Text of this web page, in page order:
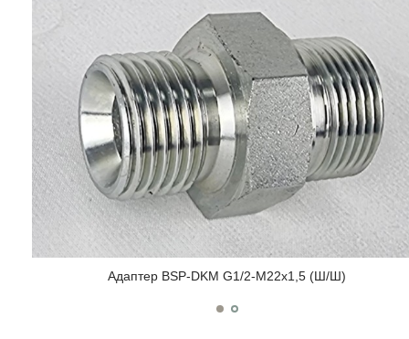
Адаптер BSP-DKМ G1/2-М22х1,5 (Ш/Ш)